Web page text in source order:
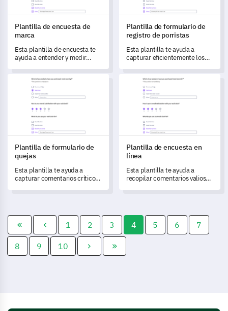
Plantilla de encuesta de
marca
Esta plantilla de encuesta te
ayuda a entender y medir
marca.
Plantilla de formulario de
registro de porristas
Esta plantilla te ayuda a
capturar eficientemente los
registro de porristas.
Plantilla de formulario de quejas
Plantilla de formulario de
quejas
Esta plantilla te ayuda a
capturar comentarios críticos
Plantilla de encuesta en línea
Plantilla de encuesta en
línea
Esta plantilla te ayuda a
recopilar comentarios valiosos
1 2 3 4 5 6 7
8 9 10